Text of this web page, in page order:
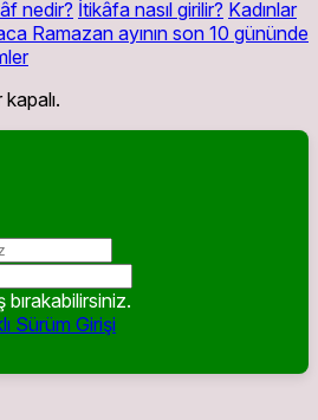
nedir? İtikâfa nasıl girilir? Kadınlar
Ramazan ayının son 10 gününde
Sürüm Girişi